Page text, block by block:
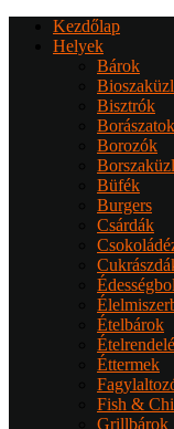
Kezdőlap
Helyek
Bárok
Bisztrók
Borászatok
Borozók
Büfék
Burgers
Csárdák
Ételbárok
Éttermek
Fish &
Grillbárok